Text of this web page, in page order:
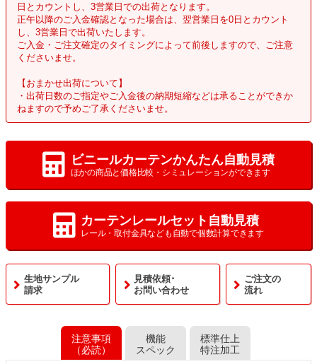
日とカウントし、3営業日での出荷となります。
正午以降のご入金確認となった場合は、翌営業日を0日とカウント
し、3営業日で出荷いたします。
ご入金・ご注文確定のタイミングによって前後しますので、ご注意
くださいませ。
【おまかせ出荷について】
・出荷日数のご指定やご入金後の納期短縮などは承ることができか
ねますので予めご了承くださいませ。
ビニールカーテンかんたん自動見積
ほかの商品と価格比較・シミュレーションができます
カーテンレールセット自動見積
レール・取付金具なども自動で個数計算できます
注意事項
（必読）
機能
スペック
標準仕上
特注加工
生地サンプル
請求
見積依頼･
お問い合わせ
ご注文の
流れ